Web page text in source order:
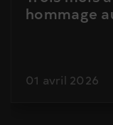
hommage
01 avril 2026